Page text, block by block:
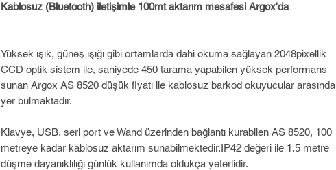
Kablosuz (Bluetooth) iletişimle 100mt aktarım mesafesi Argox'da
Yüksek ışık, güneş ışığı gibi ortamlarda dahi okuma sağlayan 2048pixellik
CCD optik sistem ile, saniyede 450 tarama yapabilen yüksek performans
sunan Argox AS 8520 düşük fiyatı ile kablosuz barkod okuyucular arasında
yer bulmaktadır.
Klavye, USB, seri port ve Wand üzerinden bağlantı kurabilen AS 8520, 100
metreye kadar kablosuz aktarım sunabilmektedir.IP42 değeri ile 1.5 metre
düşme dayanıklılığı günlük kullanımda oldukça yeterlidir.